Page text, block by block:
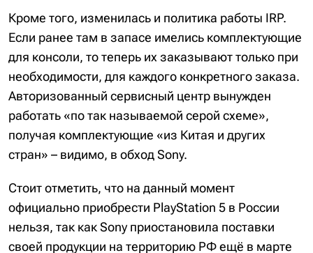
Кроме того, изменилась и политика работы IRP.
Если ранее там в запасе имелись комплектующие
для консоли, то теперь их заказывают только при
необходимости, для каждого конкретного заказа.
Авторизованный сервисный центр вынужден
работать «по так называемой серой схеме»,
получая комплектующие «из Китая и других
стран» – видимо, в обход Sony.
Стоит отметить, что на данный момент
официально приобрести PlayStation 5 в России
нельзя, так как Sony приостановила поставки
своей продукции на территорию РФ ещё в марте